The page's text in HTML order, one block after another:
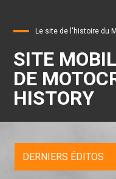
Le site de l'histoire du
SITE
DE
HISTORY
DERNIERS ÉDITOS